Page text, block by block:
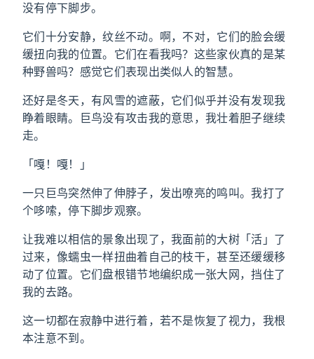
没有停下脚步。
它们十分安静，纹丝不动。啊，不对，它们的脸会缓
缓扭向我的位置。它们在看我吗？这些家伙真的是某
种野兽吗？感觉它们表现出类似人的智慧。
还好是冬天，有风雪的遮蔽，它们似乎并没有发现我
睁着眼睛。巨鸟没有攻击我的意思，我壮着胆子继续
走。
「嘎！嘎！」
一只巨鸟突然伸了伸脖子，发出嘹亮的鸣叫。我打了
个哆嗦，停下脚步观察。
让我难以相信的景象出现了，我面前的大树「活」了
过来，像蠕虫一样扭曲着自己的枝干，甚至还缓缓移
动了位置。它们盘根错节地编织成一张大网，挡住了
我的去路。
这一切都在寂静中进行着，若不是恢复了视力，我根
本注意不到。